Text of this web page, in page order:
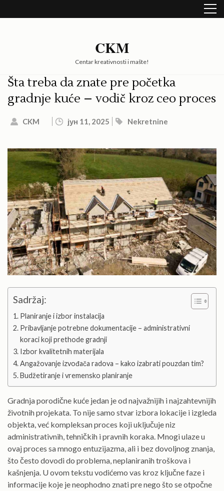
to
CKM
Centar kreativnosti i mašte!
Šta treba da znate pre početka
gradnje kuće – vodič kroz ceo proces
CKM јун 11, 2025 Nekretnine
Sadržaj:
Planiranje i izbor instalacija
Pribavljanje potrebne dokumentacije – administrativni
koraci koji prethode gradnji
Izbor kvalitetnih materijala
Angažovanje izvođača radova – kako izabrati pouzdan tim?
Budžetiranje i vremensko planiranje
Gradnja porodične kuće jedan je od najvažnijih i najzahtevnijih
životnih projekata. To nije samo stvar izbora lokacije i izgleda
objekta, već kompleksan proces koji uključuje niz
administrativnih, tehničkih i pravnih koraka. Mnogi ulaze u
ovaj proces sa mnogo entuzijazma, ali i bez dovoljnog znanja,
što često dovodi do problema, neplaniranih troškova i
kašnjenja. U ovom tekstu vodićemo vas kroz ključne faze i
informacije koje je neophodno znati pre nego što se otpočne